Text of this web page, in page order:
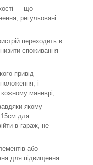
— що
регульовані
переходить в
споживання
привід
і
кожному маневрі;
якому
15см для
в гараж, не
або
для підвищення